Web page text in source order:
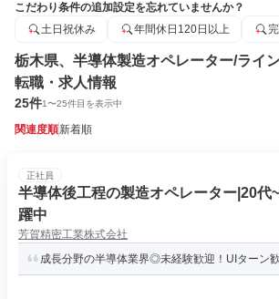
こだわり条件の追加設定を忘れていませんか？
土日祝休み
年間休日120日以上
栃木県、半導体製造オペレーター/ライ
転職・求人情報
25件1〜25件目を表示中
関連度順新着順
正社員
半導体後工程の製造オペレーター|20代
躍中
芳賀精密工業株式会社
成長分野の半導体業界◎未経験歓迎！UIターン